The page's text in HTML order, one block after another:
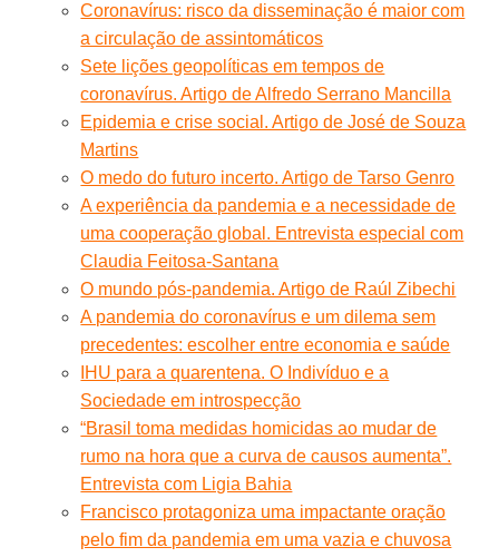
Coronavírus: risco da disseminação é maior com
a circulação de assintomáticos
Sete lições geopolíticas em tempos de
coronavírus. Artigo de Alfredo Serrano Mancilla
Epidemia e crise social. Artigo de José de Souza
Martins
O medo do futuro incerto. Artigo de Tarso Genro
A experiência da pandemia e a necessidade de
uma cooperação global. Entrevista especial com
Claudia Feitosa-Santana
O mundo pós-pandemia. Artigo de Raúl Zibechi
A pandemia do coronavírus e um dilema sem
precedentes: escolher entre economia e saúde
IHU para a quarentena. O Indivíduo e a
Sociedade em introspecção
“Brasil toma medidas homicidas ao mudar de
rumo na hora que a curva de causos aumenta”.
Entrevista com Ligia Bahia
Francisco protagoniza uma impactante oração
pelo fim da pandemia em uma vazia e chuvosa